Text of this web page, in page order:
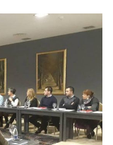
VIJESTI